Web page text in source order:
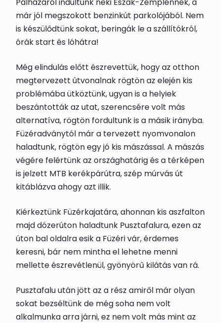
már jól megszokott benzinkút parkolójából. Nem
is készülődtünk sokat, beringák le a szállítókról,
órák start és lóhátra!
Még elindulás előtt észrevettük, hogy az otthon
megtervezett útvonalnak rögtön az elején kis
problémába ütköztünk, ugyan is a helyiek
beszántották az utat, szerencsére volt más
alternatíva, rögtön fordultunk is a másik irányba.
Füzéradványtól már a tervezett nyomvonalon
haladtunk, rögtön egy jó kis mászással. A mászás
végére felértünk az országhatárig és a térképen
is jelzett MTB kerékpárútra, szép múrvás út
kitáblázva ahogy azt illik.
Kiérkeztünk Füzérkajatára, ahonnan kis aszfalton
majd dózerúton haladtunk Pusztafalura, ezen az
úton bal oldalra esik a Füzéri vár, érdemes
keresni, bár nem mintha el lehetne menni
mellette észrevétlenül, gyönyörű kilátás van rá.
Pusztafalu után jött az a rész amiről már olyan
sokat bezséltünk de még soha nem volt
alkalmunka arra járni, ez nem volt más mint az